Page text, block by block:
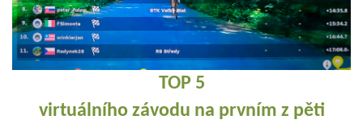
TOP 5
virtuálního závodu na prvním z pěti